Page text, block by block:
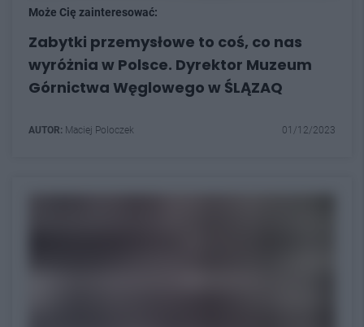
Może Cię zainteresować:
Zabytki przemysłowe to coś, co nas
wyróżnia w Polsce. Dyrektor Muzeum
Górnictwa Węglowego w ŚLĄZAQ
AUTOR: Maciej Poloczek 01/12/2023